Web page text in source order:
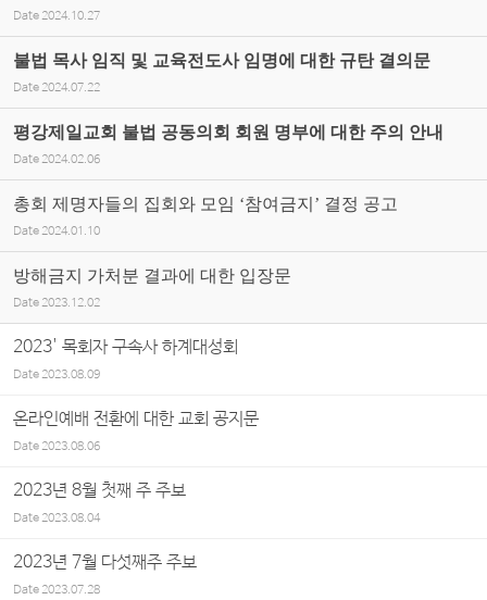
Date 2024.10.27
불법 목사 임직 및 교육전도사 임명에 대한 규탄 결의문
Date 2024.07.22
평강제일교회 불법 공동의회 회원 명부에 대한 주의 안내
Date 2024.02.06
총회 제명자들의 집회와 모임 ‘참여금지’ 결정 공고
Date 2024.01.10
방해금지 가처분 결과에 대한 입장문
Date 2023.12.02
2023' 목회자 구속사 하계대성회
Date2023.08.09
온라인예배 전환에 대한 교회 공지문
Date2023.08.06
2023년 8월 첫째 주 주보
Date2023.08.04
2023년 7월 다섯째주 주보
Date2023.07.28